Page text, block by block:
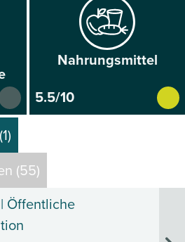
Nahrungs­mittel
5.5/10
(55)
Öffentliche